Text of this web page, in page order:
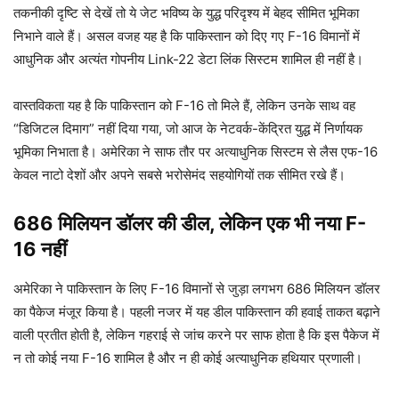
तकनीकी दृष्टि से देखें तो ये जेट भविष्य के युद्ध परिदृश्य में बेहद सीमित भूमिका
निभाने वाले हैं। असल वजह यह है कि पाकिस्तान को दिए गए F-16 विमानों में
आधुनिक और अत्यंत गोपनीय Link-22 डेटा लिंक सिस्टम शामिल ही नहीं है।
वास्तविकता यह है कि पाकिस्तान को F-16 तो मिले हैं, लेकिन उनके साथ वह
“डिजिटल दिमाग” नहीं दिया गया, जो आज के नेटवर्क-केंद्रित युद्ध में निर्णायक
भूमिका निभाता है। अमेरिका ने साफ तौर पर अत्याधुनिक सिस्टम से लैस एफ-16
केवल नाटो देशों और अपने सबसे भरोसेमंद सहयोगियों तक सीमित रखे हैं।
686 मिलियन डॉलर की डील, लेकिन एक भी नया F-
16 नहीं
अमेरिका ने पाकिस्तान के लिए F-16 विमानों से जुड़ा लगभग 686 मिलियन डॉलर
का पैकेज मंजूर किया है। पहली नजर में यह डील पाकिस्तान की हवाई ताकत बढ़ाने
वाली प्रतीत होती है, लेकिन गहराई से जांच करने पर साफ होता है कि इस पैकेज में
न तो कोई नया F-16 शामिल है और न ही कोई अत्याधुनिक हथियार प्रणाली।